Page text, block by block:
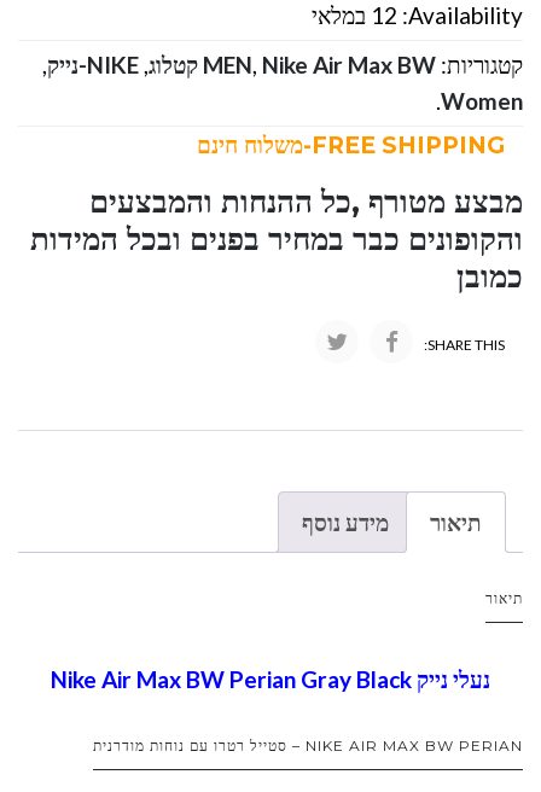
Availability: 12 במלאי
קטגוריות:
MEN, Nike Air Max BW קטלוג ,NIKE-נייק
,
Women
.
מבצע מטורף ,כל ההנחות והמבצעים
והקופונים כבר במחיר בפנים ובכל המידות
כמובן
SHARE THIS:
תיאור מידע נוסף
תיאור
נעלי נייק Nike Air Max BW Perian Gray Black
NIKE AIR MAX BW PERIAN – סטייל רטרו עם נוחות מודרנית